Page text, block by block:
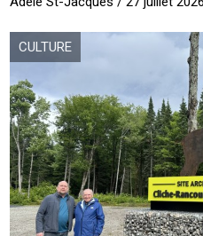
CULTURE